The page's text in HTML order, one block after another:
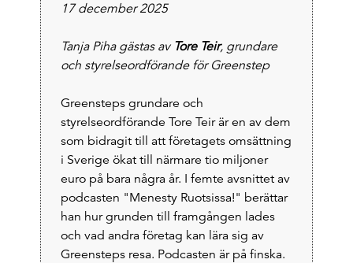
17 december 2025
Tanja Piha gästas av Tore Teir, grundare
och styrelseordförande för Greenstep
Greensteps grundare och
styrelseordförande Tore Teir är en av dem
som bidragit till att företagets omsättning
i Sverige ökat till närmare tio miljoner
euro på bara några år. I femte avsnittet av
podcasten "Menesty Ruotsissa!" berättar
han hur grunden till framgången lades
och vad andra företag kan lära sig av
Greensteps resa. Podcasten är på finska.